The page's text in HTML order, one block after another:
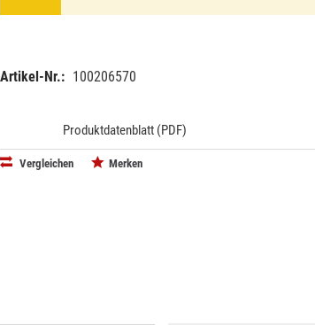
Artikel-Nr.: 100206570
Produktdatenblatt (PDF)
Vergleichen Merken